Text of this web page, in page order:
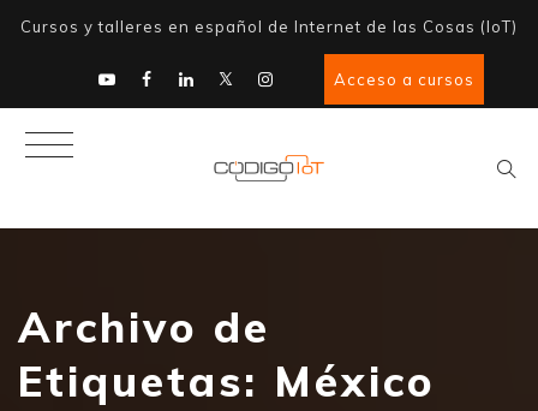
Cursos y talleres en español de Internet de las Cosas (IoT)
Acceso a cursos
Archivo de
Etiquetas: México